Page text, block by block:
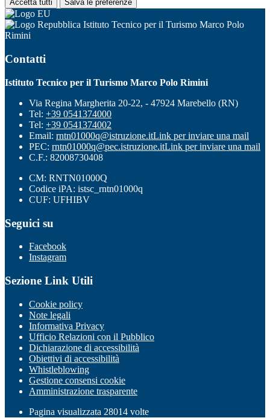
Accetta tutti Salva le preferenze
Istituto Tecnico per il Turismo Marco Polo
Rimini
Contatti
Istituto Tecnico per il Turismo Marco Polo Rimini
Via Regina Margherita 20-22, - 47924 Marebello (RN)
Tel: +39 0541374000
Tel: +39 0541374002
Email: rntn01000q@istruzione.itLink per inviare una mail
PEC: rntn01000q@pec.istruzione.itLink per inviare una mail
C.F.: 82008730408
CM: RNTN01000Q
Codice iPA: istsc_rntn01000q
CUF: UFHIBV
Seguici su
Facebook
Instagram
Sezione Link Utili
Cookie policy
Note legali
Informativa Privacy
Ufficio Relazioni con il Pubblico
Dichiarazione di accessibilità
Obiettivi di accessibilità
Whistleblowing
Gestione consensi cookie
Amministrazione trasparente
Pagina visualizzata 28014 volte